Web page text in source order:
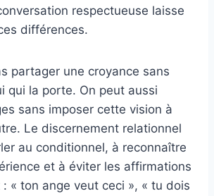
respectueuse laisse
différences.
partager une croyance sans
qui la porte. On peut aussi
sans imposer cette vision à
Le discernement relationnel
au conditionnel, à reconnaître
et à éviter les affirmations
« ton ange veut ceci », « tu dois